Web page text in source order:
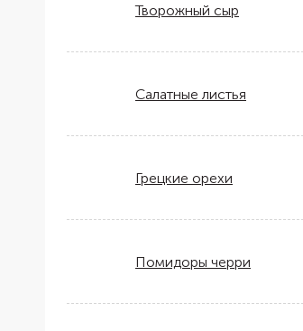
Творожный сыр
Салатные листья
Грецкие орехи
Помидоры черри